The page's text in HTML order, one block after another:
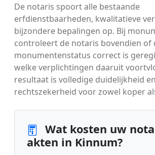
De notaris spoort alle bestaande
erfdienstbaarheden, kwalitatieve
bijzondere bepalingen op. Bij
controleert de notaris bovendien of
monumentenstatus correct is
welke verplichtingen daaruit
resultaat is volledige duidelijkheid en
rechtszekerheid voor zowel koper
Wat kosten uw
akten in Kinnum?